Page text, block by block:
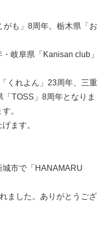
も」8周年。栃木県「お
岐阜県「Kanisan club」
くれよん」23周年、三重
TOSS」8周年となりま
。
ます。
市で「HANAMARU
ました。ありがとうござ